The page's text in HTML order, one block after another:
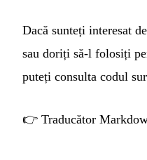
Dacă sunteți interesat
sau doriți să-l folosiți
puteți consulta codul
👉 Traducător